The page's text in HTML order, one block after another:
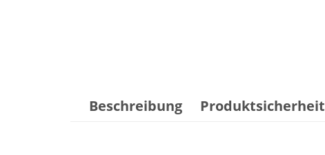
Beschreibung Produktsicherheit